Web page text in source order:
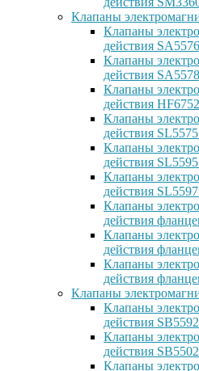
Клапаны
Клапаны
действия
Клапаны
действия
Клапаны
действия
Клапаны
действия
Клапаны
действия
Клапаны
действия
Клапаны
действия
Клапаны
действия
Клапаны
действия
Клапаны
Клапаны
действия
Клапаны
действия
Клапаны